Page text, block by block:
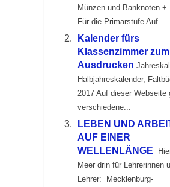
Münzen und Banknoten +
Für die Primarstufe Auf...
Kalender fürs
Klassenzimmer zum
Ausdrucken
Halbjahreskalender,
2017 Auf dieser Webseite
verschiedene...
LEBEN UND
AUF EINER
WELLENLÄNGE
Meer drin für Lehrerinnen
Lehrer: Mecklenburg-